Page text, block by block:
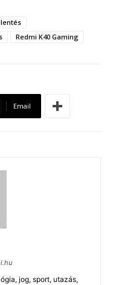
Redmi K40 Gaming
Email
jog, sport, utazás,